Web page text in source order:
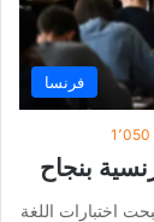
فرنسا
1٬050
اختبارات اللغة